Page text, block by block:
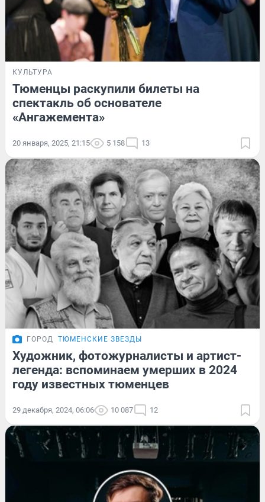
КУЛЬТУРА
Тюменцы раскупили билеты на
спектакль об основателе
«Ангажемента»
20 января, 2025, 21:15 5 158 13
ГОРОД ТЮМЕНСКИЕ ЗВЕЗДЫ
Художник, фотожурналисты и артист-
легенда: вспоминаем умерших в 2024
году известных тюменцев
29 декабря, 2024, 06:06 10 087 12